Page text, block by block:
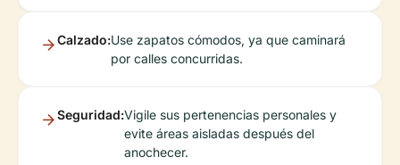
Calzado:Use zapatos cómodos, ya que caminará
por calles concurridas.
Seguridad:Vigile sus pertenencias personales y
evite áreas aisladas después del
anochecer.